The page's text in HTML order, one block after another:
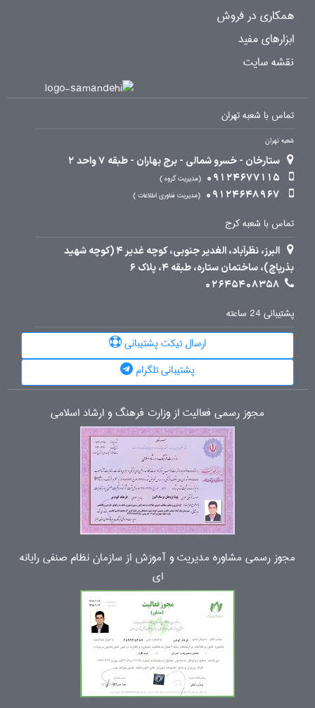
همکاری در فروش
ابزارهای مفید
نقشه سایت
تماس با شعبه تهران
شعبه تهران
ستارخان - خسرو شمالی - برج بهاران - طبقه 7 واحد 2
09124677115
مدیریت گروه
09124648967 مدیریت فناوری اطلاعات
تماس با شعبه کرج
البرز، نظرآباد، الغدیر جنوبی، کوچه غدیر 4 (کوچه شهید
بذرپاچ)، ساختمان ستاره، طبقه 4، پلاک 6
02645408358
پشتیبانی 24 ساعته
ارسال تیکت پشتیبانی
پشتیبانی تلگرام
مجوز رسمی فعالیت از وزارت فرهنگ و ارشاد اسلامی
مجوز رسمی مشاوره مدیریت و آموزش از سازمان نظام صنفی رایانه
ای